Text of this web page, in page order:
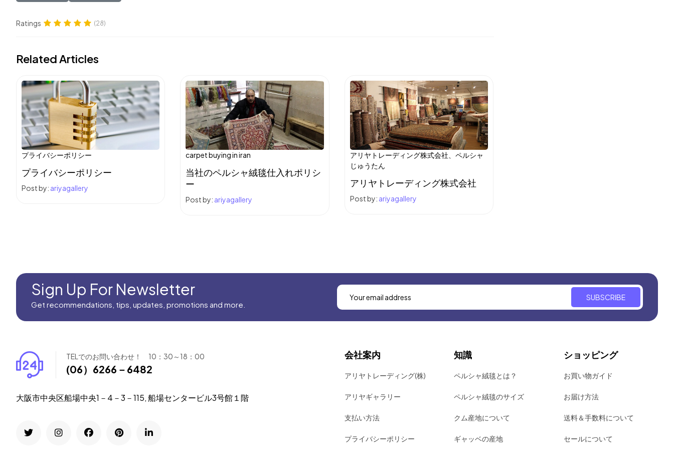
Ratings (28)
Related Articles
プライバシーポリシー
プライバシーポリシー
Post by: ariyagallery
carpet buying in iran
当社のペルシャ絨毯仕入れポリシ
ー
Post by: ariyagallery
アリヤトレーディング株式会社、ペルシャ
じゅうたん
アリヤトレーディング株式会社
Post by: ariyagallery
Sign Up For Newsletter
Get recommendations, tips, updates, promotions and more.
SUBSCRIBE
TELでのお問い合わせ！ 10：30～18：00
(06）6266－6482
大阪市中央区船場中央1－4－3－115, 船場センタービル3号館１階
会社案内
アリヤトレーディング(株)
アリヤギャラリー
支払い方法
プライバシーポリシー
知識
ペルシャ絨毯とは？
ペルシャ絨毯のサイズ
クム産地について
ギャッベの産地
ショッピング
お買い物ガイド
お届け方法
送料＆手数料について
セールについて